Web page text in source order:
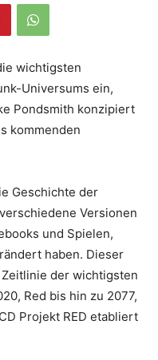
wichtigsten
Universums ein,
Pondsmith konzipiert
kommenden
Geschichte der
Versionen
und Spielen,
haben. Dieser
der wichtigsten
Red bis hin zu 2077,
Projekt RED etabliert